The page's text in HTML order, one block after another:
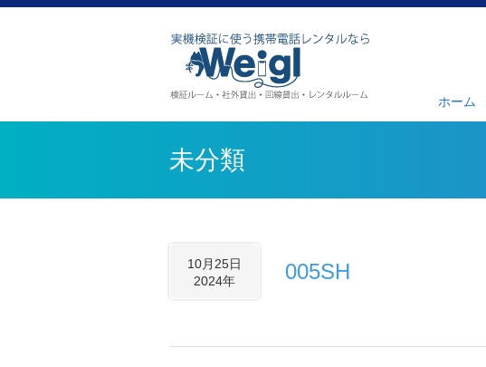
ホーム
未分類
10月25日
2024年
005SH